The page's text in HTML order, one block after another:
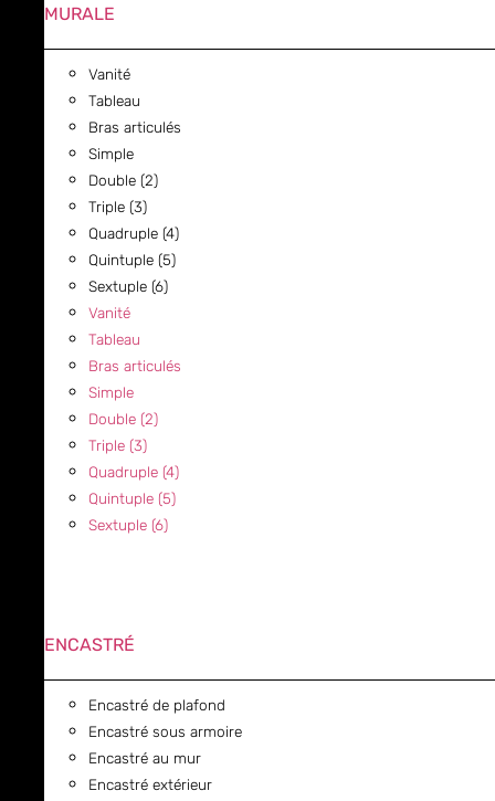
MURALE
Vanité
Tableau
Bras articulés
Simple
Double (2)
Triple (3)
Quadruple (4)
Quintuple (5)
Sextuple (6)
Vanité
Tableau
Bras articulés
Simple
Double (2)
Triple (3)
Quadruple (4)
Quintuple (5)
Sextuple (6)
ENCASTRÉ
Encastré de plafond
Encastré sous armoire
Encastré au mur
Encastré extérieur